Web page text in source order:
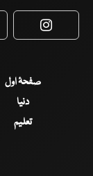
صفحۂ اول
دنیا
تعلیم